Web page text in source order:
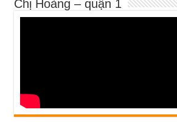
Chị Hoàng – quận 1